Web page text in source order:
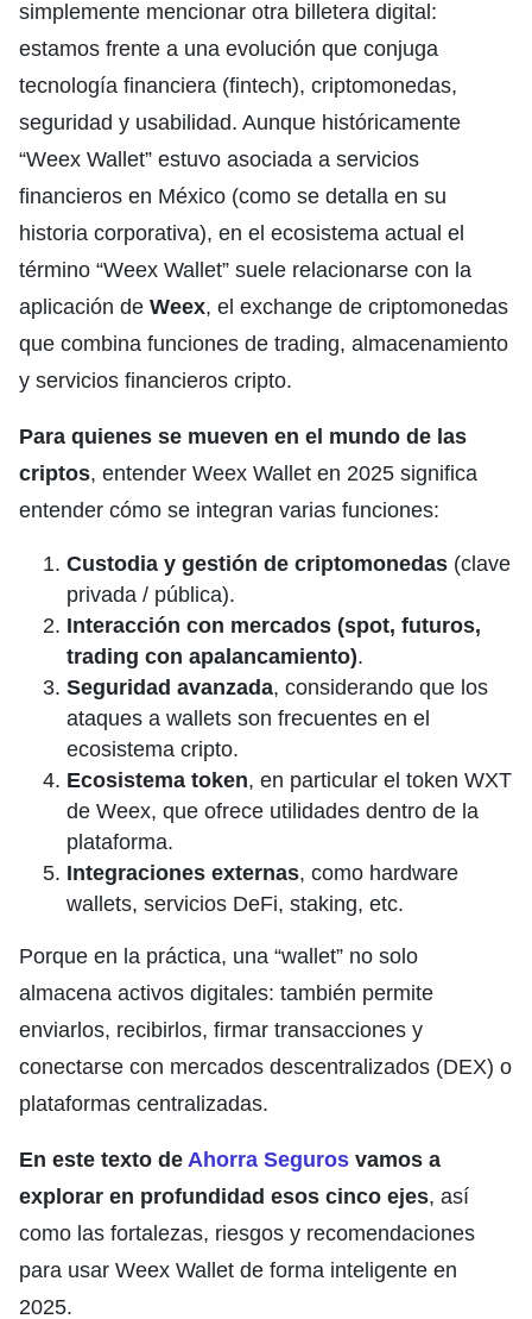
simplemente mencionar otra billetera digital:
estamos frente a una evolución que conjuga
tecnología financiera (fintech), criptomonedas,
seguridad y usabilidad. Aunque históricamente
“Weex Wallet” estuvo asociada a servicios
financieros en México (como se detalla en su
historia corporativa), en el ecosistema actual el
término “Weex Wallet” suele relacionarse con la
aplicación de Weex, el exchange de criptomonedas
que combina funciones de trading, almacenamiento
y servicios financieros cripto.
Para quienes se mueven en el mundo de las
criptos, entender Weex Wallet en 2025 significa
entender cómo se integran varias funciones:
Custodia y gestión de criptomonedas (clave
privada / pública).
Interacción con mercados (spot, futuros,
trading con apalancamiento).
Seguridad avanzada, considerando que los
ataques a wallets son frecuentes en el
ecosistema cripto.
Ecosistema token, en particular el token WXT
de Weex, que ofrece utilidades dentro de la
plataforma.
Integraciones externas, como hardware
wallets, servicios DeFi, staking, etc.
Porque en la práctica, una “wallet” no solo
almacena activos digitales: también permite
enviarlos, recibirlos, firmar transacciones y
conectarse con mercados descentralizados (DEX) o
plataformas centralizadas.
En este texto de Ahorra Seguros vamos a
explorar en profundidad esos cinco ejes, así
como las fortalezas, riesgos y recomendaciones
para usar Weex Wallet de forma inteligente en
2025.